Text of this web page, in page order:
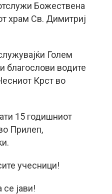
Божествена
храм Св. Димитриј
Голем
благослови водите
Крст во
15 годишниот
Прилеп,
учесници!
се јави!